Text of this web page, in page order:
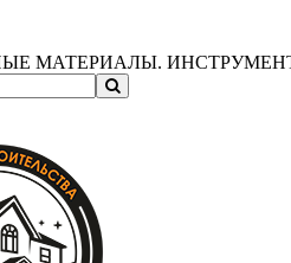
МАТЕРИАЛЫ.